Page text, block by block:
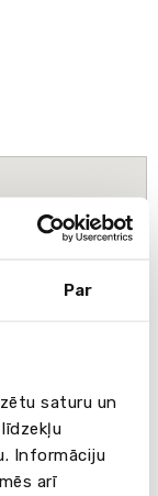
Par
saturu un
Informāciju
arī